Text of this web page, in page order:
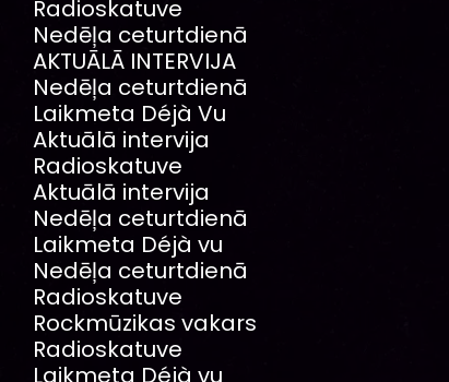
Radioskatuve
Nedēļa ceturtdienā
AKTUĀLĀ INTERVIJA
Nedēļa ceturtdienā
Laikmeta Déjà Vu
Aktuālā intervija
Radioskatuve
Aktuālā intervija
Nedēļa ceturtdienā
Laikmeta Déjà vu
Nedēļa ceturtdienā
Radioskatuve
Rockmūzikas vakars
Radioskatuve
Laikmeta Déjà vu